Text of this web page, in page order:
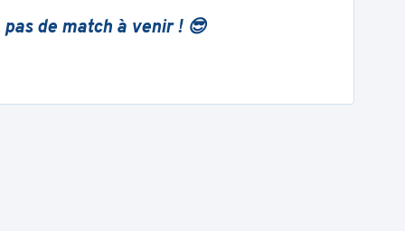
pas de match à venir ! 😎